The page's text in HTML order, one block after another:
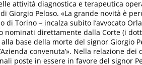
attività diagnostica e terapeutica
Giorgio Peloso. «La grande novità è
di Torino – incalza subito l’avvocato
nominati direttamente dalla Corte (i
base della morte del signor Giorgio
convenuta’». Nella relazione
poste in essere in favore del signor